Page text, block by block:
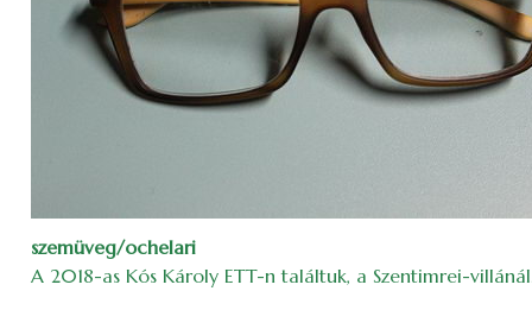
szemüveg/ochelari
A 2018-as Kós Károly ETT-n találtuk, a Szentimrei-